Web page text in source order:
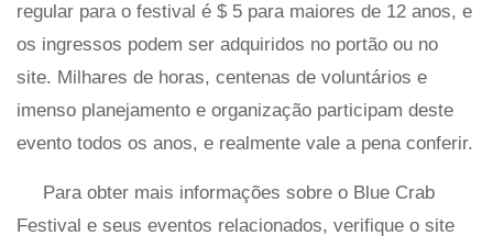
regular para o festival é $ 5 para maiores de 12 anos, e
os ingressos podem ser adquiridos no portão ou no
site. Milhares de horas, centenas de voluntários e
imenso planejamento e organização participam deste
evento todos os anos, e realmente vale a pena conferir.
Para obter mais informações sobre o Blue Crab
Festival e seus eventos relacionados, verifique o site